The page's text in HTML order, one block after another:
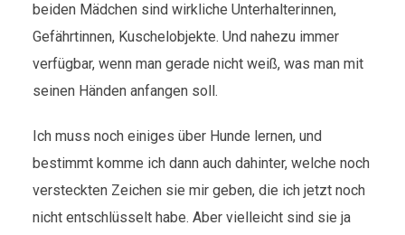
beiden Mädchen sind wirkliche Unterhalterinnen,
Gefährtinnen, Kuschelobjekte. Und nahezu immer
verfügbar, wenn man gerade nicht weiß, was man mit
seinen Händen anfangen soll.
Ich muss noch einiges über Hunde lernen, und
bestimmt komme ich dann auch dahinter, welche noch
versteckten Zeichen sie mir geben, die ich jetzt noch
nicht entschlüsselt habe. Aber vielleicht sind sie ja